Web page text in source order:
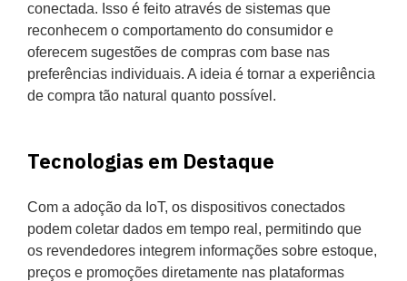
conectada. Isso é feito através de sistemas que
reconhecem o comportamento do consumidor e
oferecem sugestões de compras com base nas
preferências individuais. A ideia é tornar a experiência
de compra tão natural quanto possível.
Tecnologias em Destaque
Com a adoção da IoT, os dispositivos conectados
podem coletar dados em tempo real, permitindo que
os revendedores integrem informações sobre estoque,
preços e promoções diretamente nas plataformas